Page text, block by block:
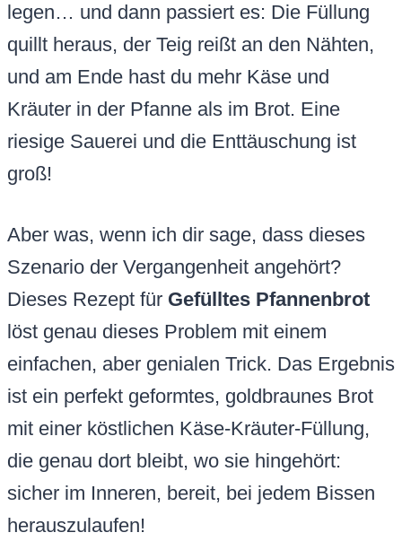
legen… und dann passiert es: Die Füllung
quillt heraus, der Teig reißt an den Nähten,
und am Ende hast du mehr Käse und
Kräuter in der Pfanne als im Brot. Eine
riesige Sauerei und die Enttäuschung ist
groß!
Aber was, wenn ich dir sage, dass dieses
Szenario der Vergangenheit angehört?
Dieses Rezept für Gefülltes Pfannenbrot
löst genau dieses Problem mit einem
einfachen, aber genialen Trick. Das Ergebnis
ist ein perfekt geformtes, goldbraunes Brot
mit einer köstlichen Käse-Kräuter-Füllung,
die genau dort bleibt, wo sie hingehört:
sicher im Inneren, bereit, bei jedem Bissen
herauszulaufen!